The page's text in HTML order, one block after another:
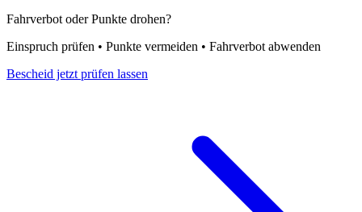
Fahrverbot oder Punkte drohen?
Einspruch prüfen • Punkte vermeiden • Fahrverbot abwenden
Bescheid jetzt prüfen lassen